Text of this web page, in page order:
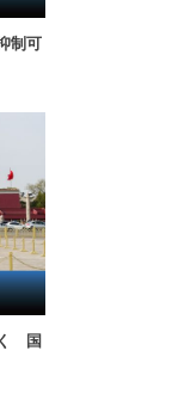
制可
く 国